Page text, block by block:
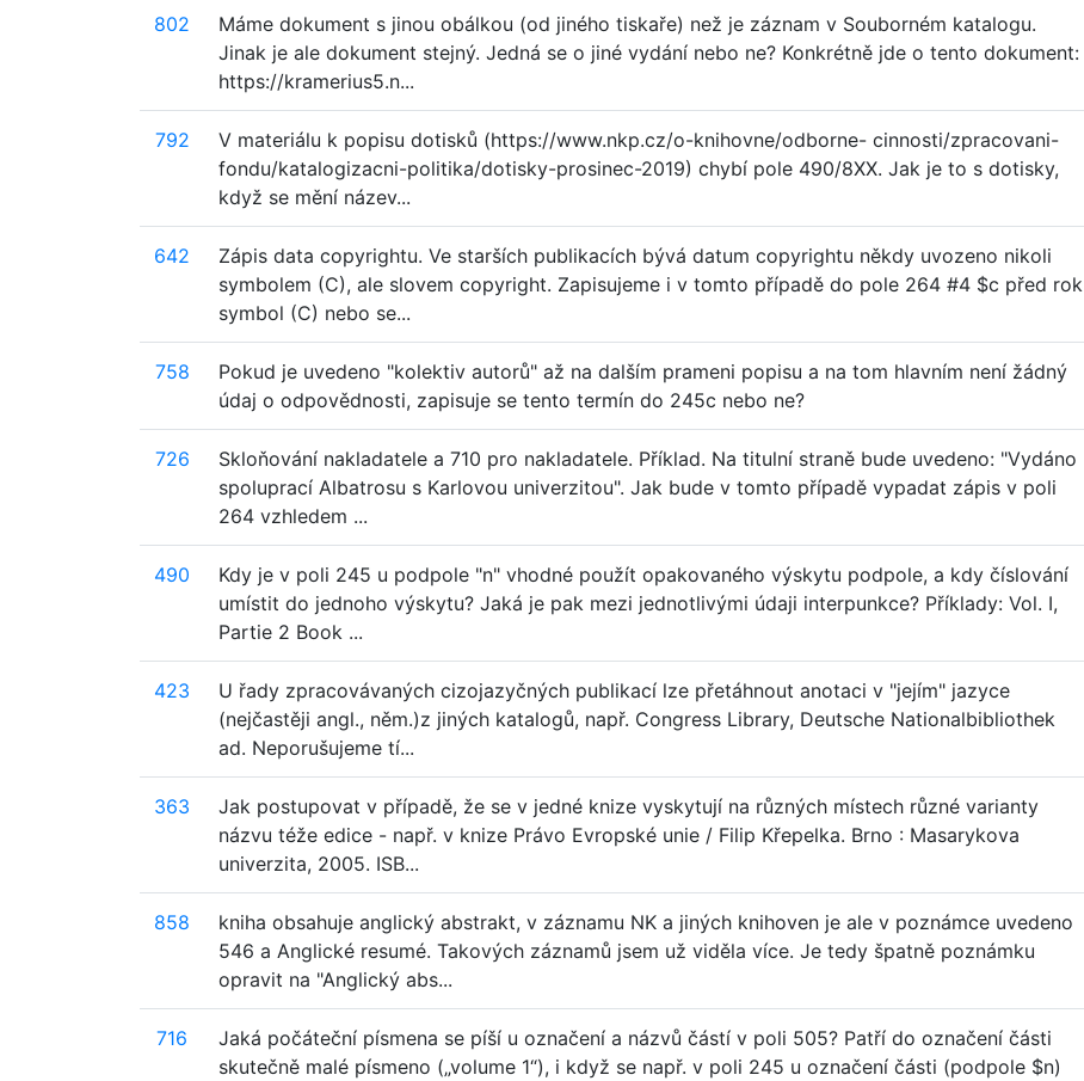
802
Máme dokument s jinou obálkou (od jiného tiskaře) než je záznam v Souborném katalogu.
Jinak je ale dokument stejný. Jedná se o jiné vydání nebo ne? Konkrétně jde o tento dokument:
https://kramerius5.n...
792
V materiálu k popisu dotisků (https://www.nkp.cz/o-knihovne/odborne- cinnosti/zpracovani-
fondu/katalogizacni-politika/dotisky-prosinec-2019) chybí pole 490/8XX. Jak je to s dotisky,
když se mění název...
642
Zápis data copyrightu. Ve starších publikacích bývá datum copyrightu někdy uvozeno nikoli
symbolem (C), ale slovem copyright. Zapisujeme i v tomto případě do pole 264 #4 $c před rok
symbol (C) nebo se...
758
Pokud je uvedeno "kolektiv autorů" až na dalším prameni popisu a na tom hlavním není žádný
údaj o odpovědnosti, zapisuje se tento termín do 245c nebo ne?
726
Skloňování nakladatele a 710 pro nakladatele. Příklad. Na titulní straně bude uvedeno: "Vydáno
spoluprací Albatrosu s Karlovou univerzitou". Jak bude v tomto případě vypadat zápis v poli
264 vzhledem ...
490
Kdy je v poli 245 u podpole "n" vhodné použít opakovaného výskytu podpole, a kdy číslování
umístit do jednoho výskytu? Jaká je pak mezi jednotlivými údaji interpunkce? Příklady: Vol. I,
Partie 2 Book ...
423
U řady zpracovávaných cizojazyčných publikací lze přetáhnout anotaci v "jejím" jazyce
(nejčastěji angl., něm.)z jiných katalogů, např. Congress Library, Deutsche Nationalbibliothek
ad. Neporušujeme tí...
363
Jak postupovat v případě, že se v jedné knize vyskytují na různých místech různé varianty
názvu téže edice - např. v knize Právo Evropské unie / Filip Křepelka. Brno : Masarykova
univerzita, 2005. ISB...
858
kniha obsahuje anglický abstrakt, v záznamu NK a jiných knihoven je ale v poznámce uvedeno
546 a Anglické resumé. Takových záznamů jsem už viděla více. Je tedy špatně poznámku
opravit na "Anglický abs...
716
Jaká počáteční písmena se píší u označení a názvů částí v poli 505? Patří do označení části
skutečně malé písmeno („volume 1“), i když se např. v poli 245 u označení části (podpole $n)